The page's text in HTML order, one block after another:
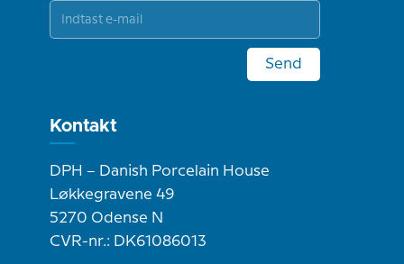
Send
Kontakt
DPH – Danish Porcelain House
Løkkegravene 49
5270 Odense N
CVR-nr.: DK61086013